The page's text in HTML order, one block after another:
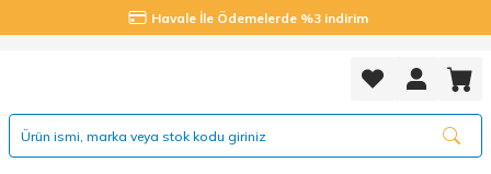
Havale İle Ödemelerde %3 indirim